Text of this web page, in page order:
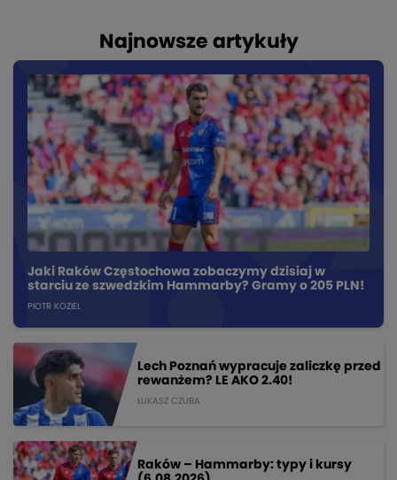
Najnowsze artykuły
Jaki Raków Częstochowa zobaczymy dzisiaj w
starciu ze szwedzkim Hammarby? Gramy o 205 PLN!
PIOTR KOZIEL
Lech Poznań wypracuje zaliczkę przed
rewanżem? LE AKO 2.40!
ŁUKASZ CZUBA
Raków – Hammarby: typy i kursy